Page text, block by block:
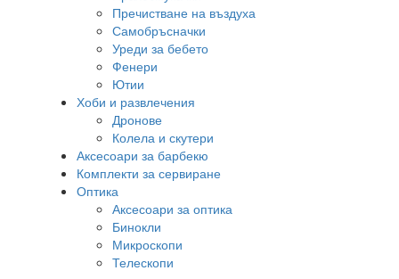
Пречистване на въздуха
Самобръсначки
Уреди за бебето
Фенери
Ютии
Хоби и развлечения
Дронове
Колела и скутери
Аксесоари за барбекю
Комплекти за сервиране
Оптика
Аксесоари за оптика
Бинокли
Микроскопи
Телескопи